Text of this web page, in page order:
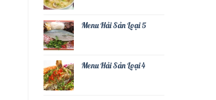
Menu Hải Sản Loại 5
Menu Hải Sản Loại 4